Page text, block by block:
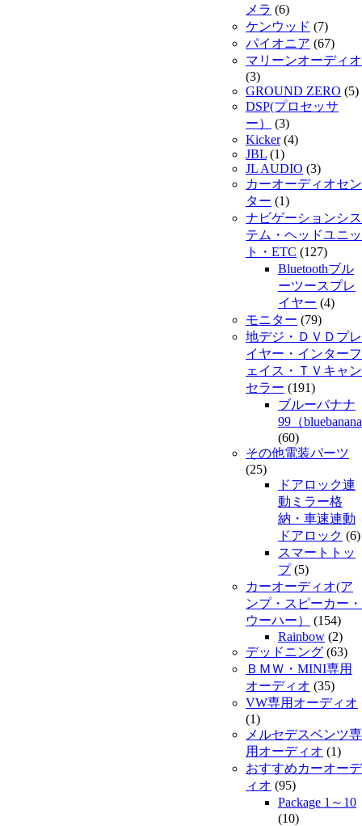
メラ (6)
ケンウッド (7)
パイオニア (67)
マリーンオーディオ
(3)
GROUND ZERO (5)
DSP(プロセッサ
ー）
(3)
Kicker(4)
JBL (1)
JL AUDIO (3)
カーオーディオセン
ター (1)
ナビゲーションシス
テム・ヘッドユニッ
ト・ETC (127)
Bluetoothブル
ーツースプレ
イヤー (4)
モニター (79)
地デジ・ＤＶＤプレ
イヤー・インターフ
ェイス・ＴＶキャン
セラー (191)
ブルーバナナ
99（
(60)
その他電装パーツ
(25)
ドアロック連
動ミラー格
納・車速連動
ドアロック (6)
スマートトッ
プ(5)
カーオーディオ(ア
ンプ・スピーカー・
ウーハー）
(154)
Rainbow (2)
デッドニング (63)
ＢＭＷ・MINI専用
オーディオ (35)
VW専用オーディオ
(1)
メルセデスベンツ専
用オーディオ (1)
おすすめカーオーデ
ィオ (95)
Package 1～10
(10)